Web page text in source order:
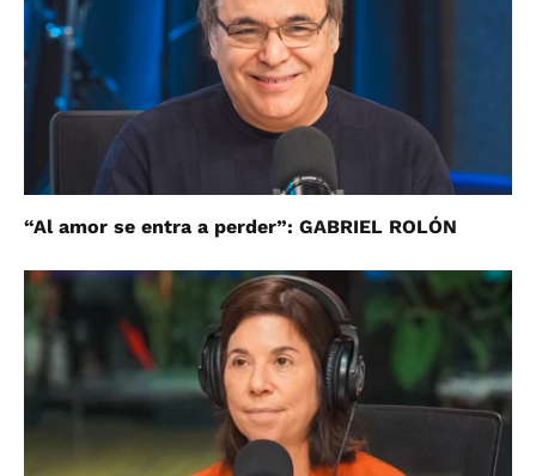
“Al amor se entra a perder”: GABRIEL ROLÓN